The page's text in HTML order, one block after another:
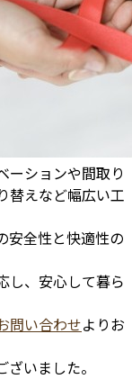
ーションや間取り
替えなど幅広い工
安全性と快適性の
し、安心して暮ら
問い合わせよりお
いました。